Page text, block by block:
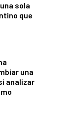
sola
que
una
analizar